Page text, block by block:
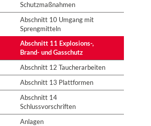
Schutzmaßnahmen
Abschnitt 10 Umgang mit
Sprengmitteln
Abschnitt 11 Explosions-,
Brand- und Gasschutz
Abschnitt 12 Taucherarbeiten
Abschnitt 13 Plattformen
Abschnitt 14
Schlussvorschriften
Anlagen